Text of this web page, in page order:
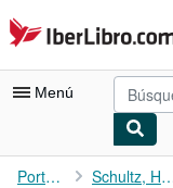
Pasar al contenido
IberLibro.com
Menú
Mi cuenta
Portada Schultz,